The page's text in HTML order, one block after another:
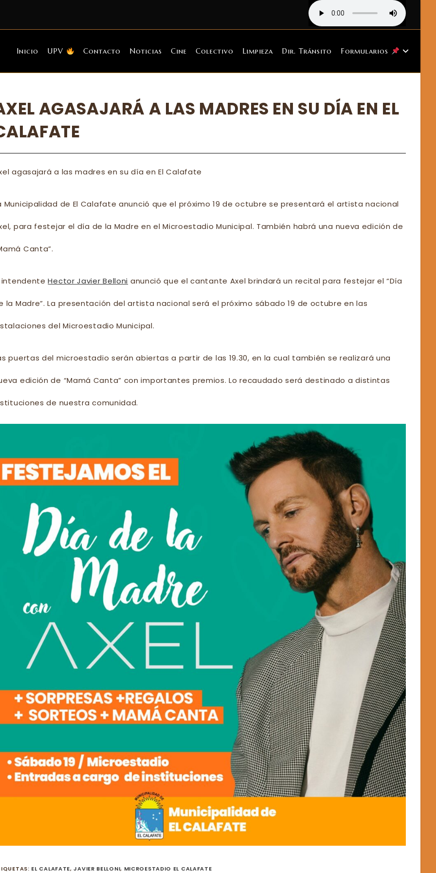
Inicio UPV Contacto Noticias Cine Colectivo Limpieza Dir. Tránsito Formularios
AGASAJARÁ A LAS MADRES EN SU DÍA EN EL
agasajará a las madres en su día en El Calafate
Municipalidad de El Calafate anunció que el próximo 19 de octubre se presentará el artista nacional
para festejar el día de la Madre en el Microestadio Municipal. También habrá una nueva edición de
Canta”.
intendenteHector Javier Belloni anunció que el cantante Axel brindará un recital para festejar el “Día
la Madre”. La presentación del artista nacional será el próximo sábado 19 de octubre en las
del Microestadio Municipal.
puertas del microestadio serán abiertas a partir de las 19.30, en la cual también se realizará una
edición de “Mamá Canta” con importantes premios. Lo recaudado será destinado a distintas
de nuestra comunidad.
: EL CALAFATE, JAVIER BELLONI, MICROESTADIO EL CALAFATE